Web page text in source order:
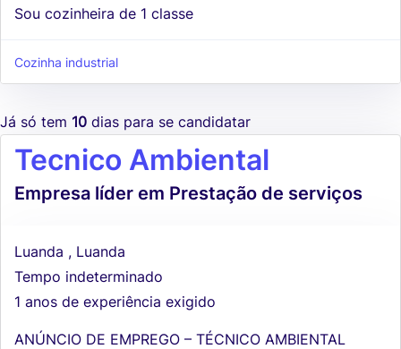
Sou cozinheira de 1 classe
Cozinha industrial
Já só tem 10 dias para se candidatar
Tecnico Ambiental
Empresa líder em Prestação de serviços
Luanda , Luanda
Tempo indeterminado
1 anos de experiência exigido
ANÚNCIO DE EMPREGO – TÉCNICO AMBIENTAL